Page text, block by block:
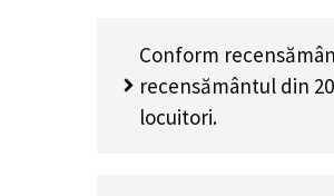
Conform
recensământul din
locuitori.